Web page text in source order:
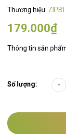
Thương hiệu: ZIPBI
179.000₫
Thông tin sản
Số lượng: -